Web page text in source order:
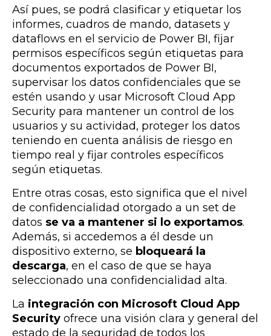
Así pues, se podrá clasificar y etiquetar los
informes, cuadros de mando, datasets y
dataflows en el servicio de Power BI, fijar
permisos específicos según etiquetas para
documentos exportados de Power BI,
supervisar los datos confidenciales que se
estén usando y usar Microsoft Cloud App
Security para mantener un control de los
usuarios y su actividad, proteger los datos
teniendo en cuenta análisis de riesgo en
tiempo real y fijar controles específicos
según etiquetas.
Entre otras cosas, esto significa que el nivel
de confidencialidad otorgado a un set de
datos se va a mantener si lo exportamos.
Además, si accedemos a él desde un
dispositivo externo, se bloqueará la
descarga, en el caso de que se haya
seleccionado una confidencialidad alta.
La integración con Microsoft Cloud App
Security ofrece una visión clara y general del
estado de la seguridad de todos los